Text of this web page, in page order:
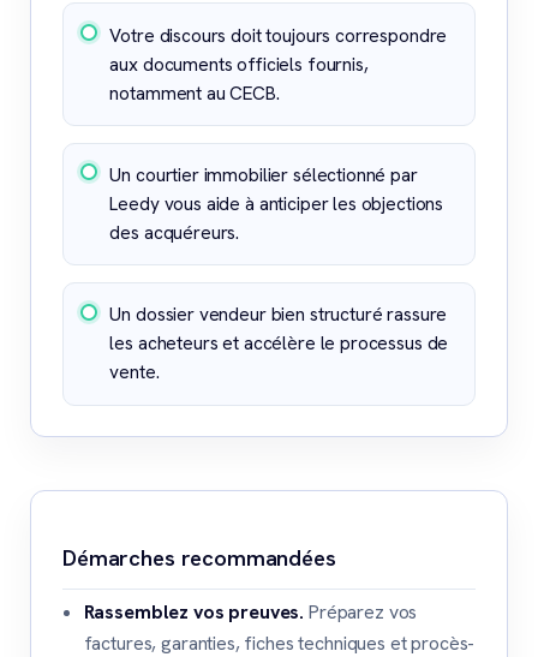
Votre discours doit toujours correspondre
aux documents officiels fournis,
notamment au CECB.
Un courtier immobilier sélectionné par
Leedy vous aide à anticiper les objections
des acquéreurs.
Un dossier vendeur bien structuré rassure
les acheteurs et accélère le processus de
vente.
Démarches recommandées
Rassemblez vos preuves. Préparez vos
factures, garanties, fiches techniques et procès-